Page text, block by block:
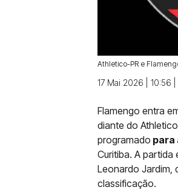
Athletico-PR e
17 Mai 2026 | 10:56 |
Flamengo entra
diante do
programado para
Curitiba. A
Leonardo Jardim,
classificação.